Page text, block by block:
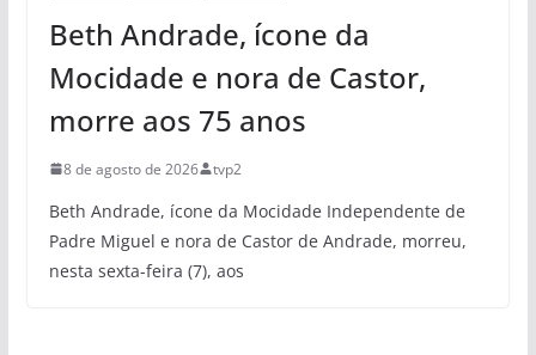
Beth Andrade, ícone da
Mocidade e nora de Castor,
morre aos 75 anos
8 de agosto de 2026 tvp2
Beth Andrade, ícone da Mocidade Independente de
Padre Miguel e nora de Castor de Andrade, morreu,
nesta sexta-feira (7), aos